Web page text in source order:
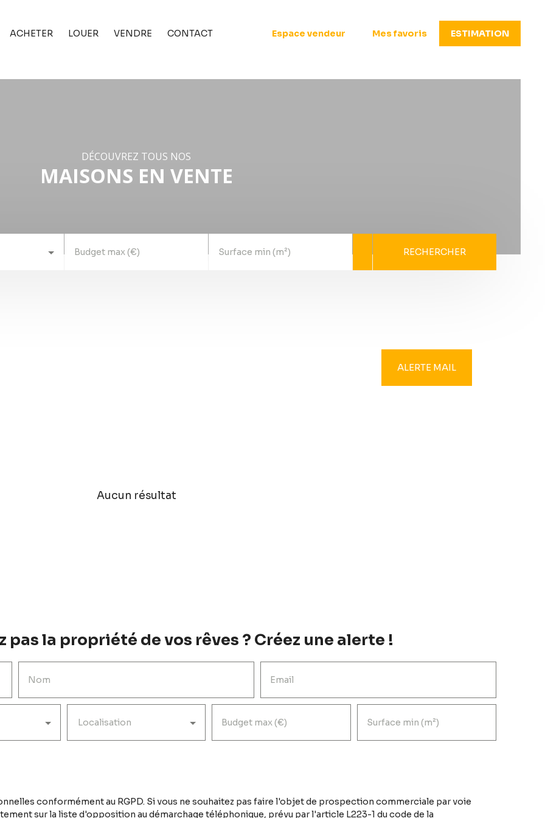
ACHETER LOUER VENDRE CONTACT Espace vendeur Mes favoris ESTIMATION
DÉCOUVREZ TOUS NOS
MAISONS EN VENTE
Budget max (€) Surface min (m²) RECHERCHER
ALERTE MAIL
Aucun résultat
pas la propriété de vos rêves ? Créez une alerte !
Nom Email
Localisation Budget max (€) Surface min (m²)
conformément au RGPD. Si vous ne souhaitez pas faire l'objet de prospection commerciale par voie
sur la liste d'opposition au démarchage téléphonique, prévu par l'article L223-1 du code de la